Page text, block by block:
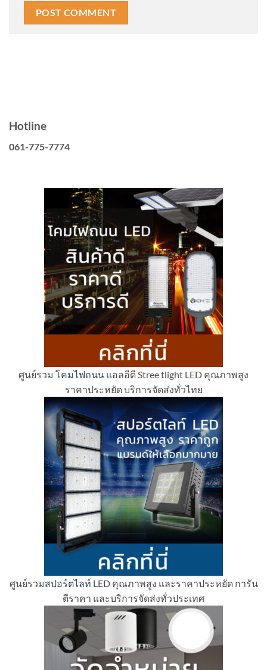
Hotline
061-775-7774
ศูนย์รวม โคมไฟถนน แอลอีดี Stree tlight LED คุณภาพสูง
ราคาประหยัด บริการจัดส่งทั่วไทย
ศูนย์รวมสปอร์ตไลท์ LED คุณภาพสูง และราคาประหยัด การัน
ตีราคา และบริการจัดส่งทั่วประเทศ